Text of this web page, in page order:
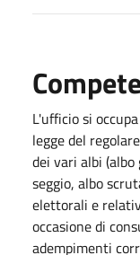
L'ufficio si
legge del
dei vari albi
seggio, albo
elettorali e
occasione di
adempimenti